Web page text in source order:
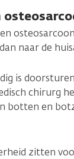
naar de
is
chirurg
botten en
zitten